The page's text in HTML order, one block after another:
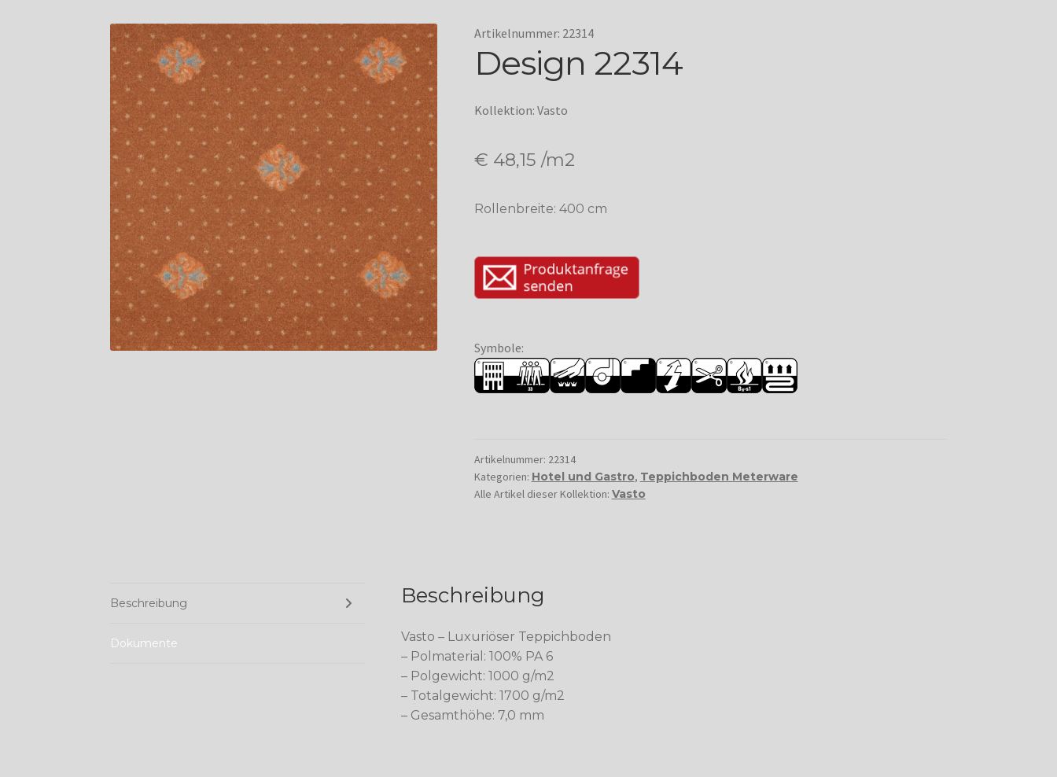
Artikelnummer: 22314
Design 22314
Kollektion: Vasto
€ 48,15 /m2
Rollenbreite: 400 cm
Symbole:
Artikelnummer: 22314
Kategorien: Hotel und Gastro, Teppichboden Meterware
Alle Artikel dieser Kollektion: Vasto
Beschreibung
Dokumente
Beschreibung
Vasto – Luxuriöser Teppichboden
– Polmaterial: 100% PA 6
– Polgewicht: 1000 g/m2
– Totalgewicht: 1700 g/m2
– Gesamthöhe: 7,0 mm